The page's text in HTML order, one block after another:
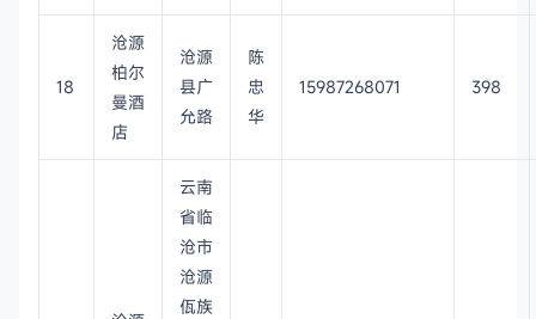
18
沧源
柏尔
曼酒
店
沧源
县广
允路
陈
忠
华
15987268071 398
云南
省临
沧市
沧源
佤族